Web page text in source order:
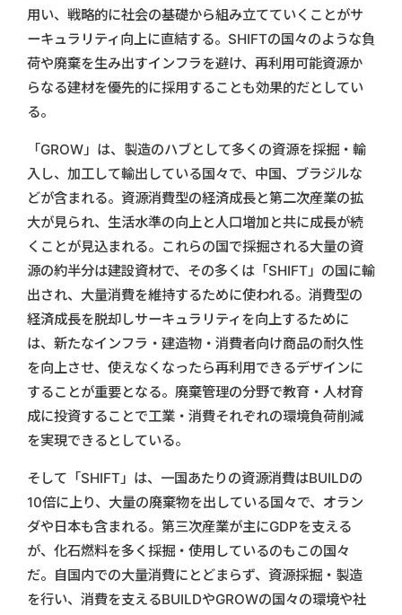
用い、戦略的に社会の基礎から組み立てていくことがサ
ーキュラリティ向上に直結する。SHIFTの国々のような負
荷や廃棄を生み出すインフラを避け、再利用可能資源か
らなる建材を優先的に採用することも効果的だとしてい
る。
「GROW」は、製造のハブとして多くの資源を採掘・輸
入し、加工して輸出している国々で、中国、ブラジルな
どが含まれる。資源消費型の経済成長と第二次産業の拡
大が見られ、生活水準の向上と人口増加と共に成長が続
くことが見込まれる。これらの国で採掘される大量の資
源の約半分は建設資材で、その多くは「SHIFT」の国に輸
出され、大量消費を維持するために使われる。消費型の
経済成長を脱却しサーキュラリティを向上するために
は、新たなインフラ・建造物・消費者向け商品の耐久性
を向上させ、使えなくなったら再利用できるデザインに
することが重要となる。廃棄管理の分野で教育・人材育
成に投資することで工業・消費それぞれの環境負荷削減
を実現できるとしている。
そして「SHIFT」は、一国あたりの資源消費はBUILDの
10倍に上り、大量の廃棄物を出している国々で、オラン
ダや日本も含まれる。第三次産業が主にGDPを支える
が、化石燃料を多く採掘・使用しているのもこの国々
だ。自国内での大量消費にとどまらず、資源採掘・製造
を行い、消費を支えるBUILDやGROWの国々の環境や社